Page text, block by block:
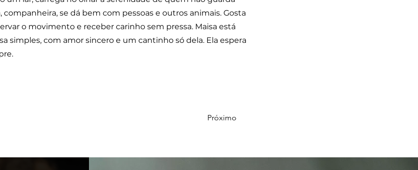
companheira, se dá bem com pessoas e outros animais. Gosta
o movimento e receber carinho sem pressa. Maisa está
simples, com amor sincero e um cantinho só dela. Ela espera
Próximo